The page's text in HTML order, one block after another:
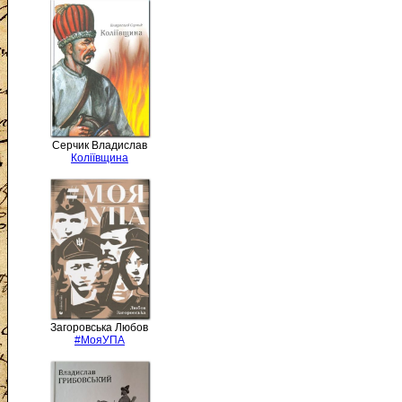
Серчик Владислав
Коліївщина
Загоровська Любов
#МояУПА